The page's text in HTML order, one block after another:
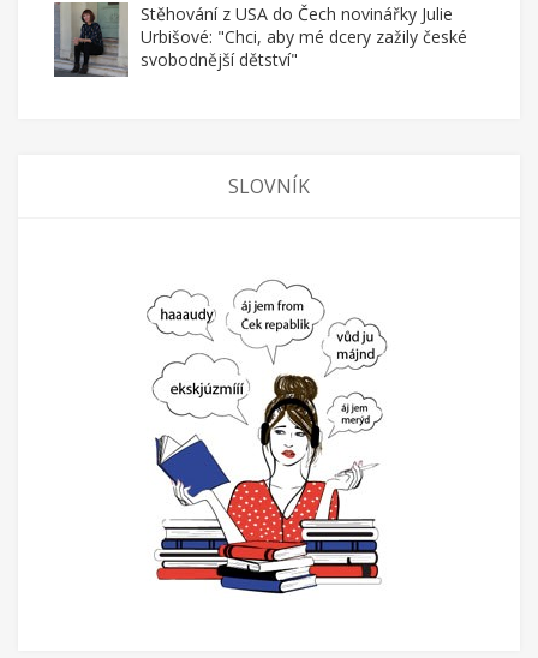
Stěhování z USA do Čech novinářky Julie
Urbišové: "Chci, aby mé dcery zažily české
svobodnější dětství"
SLOVNÍK